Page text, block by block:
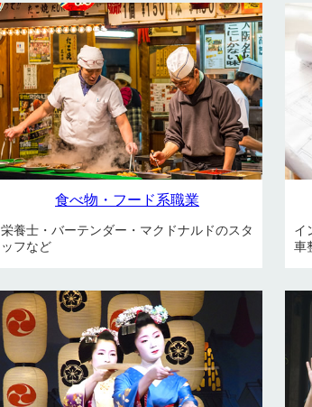
食べ物・フード系職業
栄養士・バーテンダー・マクドナルドのスタ
ッフなど
イ
車